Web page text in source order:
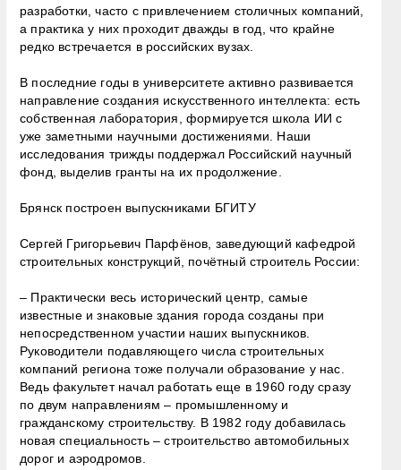
разработки, часто с привлечением столичных компаний,
а практика у них проходит дважды в год, что крайне
редко встречается в российских вузах.
В последние годы в университете активно развивается
направление создания искусственного интеллекта: есть
собственная лаборатория, формируется школа ИИ с
уже заметными научными достижениями. Наши
исследования трижды поддержал Российский научный
фонд, выделив гранты на их продолжение.
Брянск построен выпускниками БГИТУ
Сергей Григорьевич Парфёнов, заведующий кафедрой
строительных конструкций, почётный строитель России:
– Практически весь исторический центр, самые
известные и знаковые здания города созданы при
непосредственном участии наших выпускников.
Руководители подавляющего числа строительных
компаний региона тоже получали образование у нас.
Ведь факультет начал работать еще в 1960 году сразу
по двум направлениям – промышленному и
гражданскому строительству. В 1982 году добавилась
новая специальность – строительство автомобильных
дорог и аэродромов.